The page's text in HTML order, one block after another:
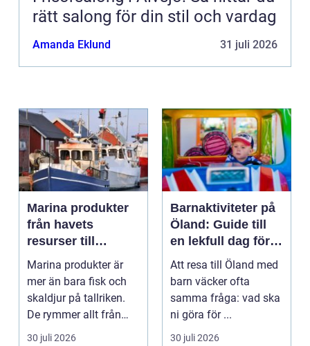
rätt salong för din stil och vardag
Amanda Eklund 31 juli 2026
Marina produkter
från havets
resurser till
hållbara
upplevelser
Marina produkter är
mer än bara fisk och
skaldjur på tallriken.
De rymmer allt från
mat och hälsa ti...
30 juli 2026
Barnaktiviteter på
Öland: Guide till
en lekfull dag för
hela familjen
Att resa till Öland med
barn väcker ofta
samma fråga: vad ska
ni göra för ...
30 juli 2026